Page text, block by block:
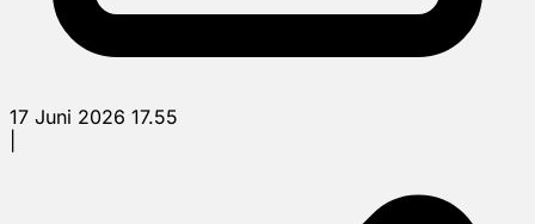
17 Juni 2026 17.55